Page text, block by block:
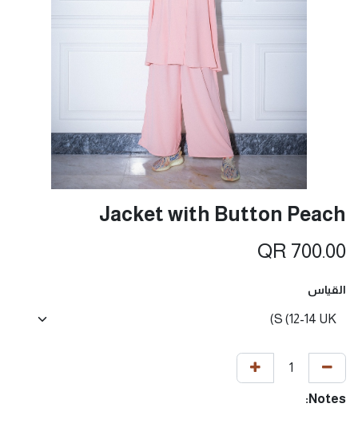
Jacket with Button Peach
700.00
القياس
Notes: